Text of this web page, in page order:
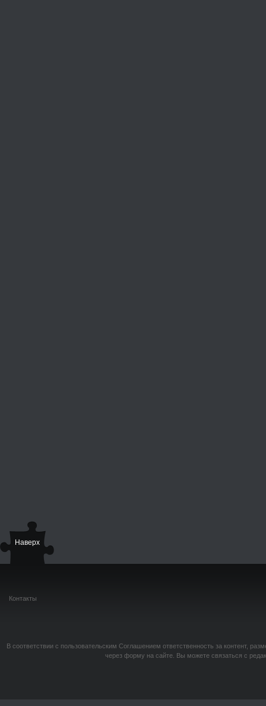
Наверх
Контакты
В соответствии с пользовательским Соглашением ответственность за контент,
через форму на сайте. Вы можете связаться с